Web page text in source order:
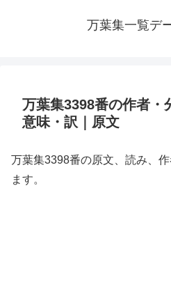
万葉集一覧デ
万葉集3398番の作者・
意味・訳｜原文
万葉集3398番の原文、読み、
ます。